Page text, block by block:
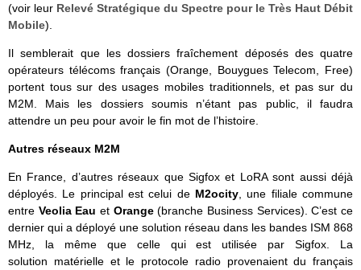
(voir leur Relevé Stratégique du Spectre pour le Très Haut Débit
Mobile).
Il semblerait que les dossiers fraîchement déposés des quatre
opérateurs télécoms français (Orange, Bouygues Telecom, Free)
portent tous sur des usages mobiles traditionnels, et pas sur du
M2M. Mais les dossiers soumis n’étant pas public, il faudra
attendre un peu pour avoir le fin mot de l’histoire.
Autres réseaux M2M
En France, d’autres réseaux que Sigfox et LoRA sont aussi déjà
déployés. Le principal est celui de M2ocity , une filiale commune
entre Veolia Eau et Orange(branche Business Services). C’est ce
dernier qui a déployé une solution réseau dans les bandes ISM 868
MHz, la même que celle qui est utilisée par Sigfox. La
solution matérielle et le protocole radio provenaient du français